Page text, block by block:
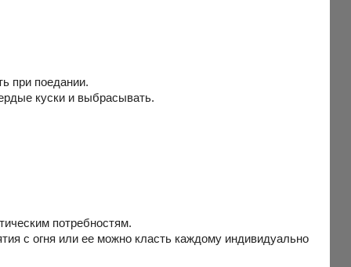
при поедании.
куски и выбрасывать.
потребностям.
с огня или ее можно класть каждому индивидуально